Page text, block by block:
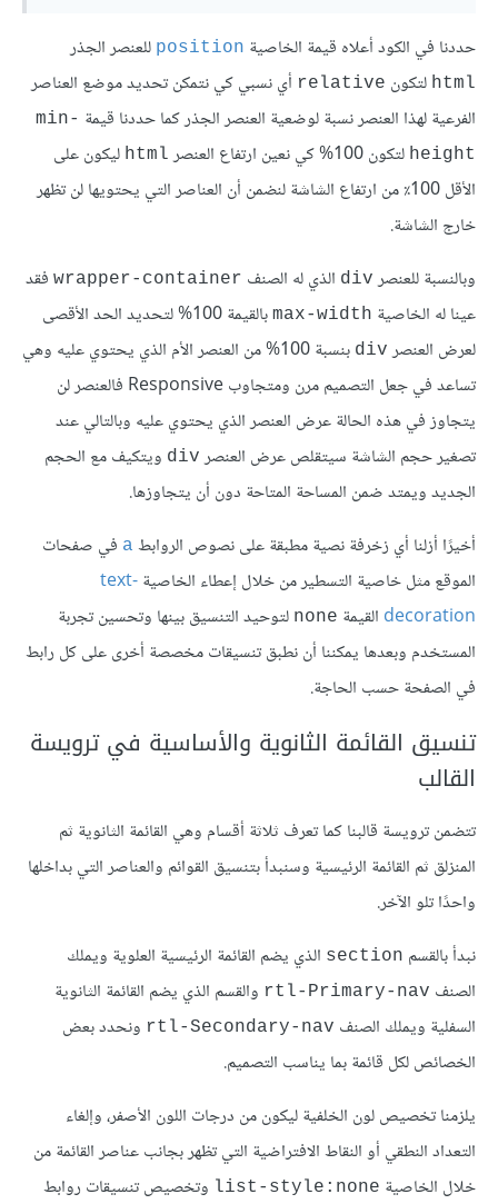
حددنا في الكود أعلاه قيمة الخاصية position للعنصر الجذر
html لتكون relative أي نسبي كي نتمكن تحديد موضع العناصر
الفرعية لهذا العنصر نسبة لوضعية العنصر الجذر كما حددنا قيمة min-
height لتكون 100% كي نعين ارتفاع العنصر html ليكون على
الأقل 100٪ من ارتفاع الشاشة لنضمن أن العناصر التي يحتويها لن تظهر
خارج الشاشة.
وبالنسبة للعنصر div الذي له الصنف wrapper-container فقد
عينا له الخاصية max-width
بالقيمة 100% لتحديد الحد الأقصى
لعرض العنصر div
بنسبة 100% من العنصر الأم الذي يحتوي عليه وهي
تساعد في جعل التصميم مرن ومتجاوب Responsive فالعنصر لن
يتجاوز في هذه الحالة عرض العنصر الذي يحتوي عليه وبالتالي عند
تصغير حجم الشاشة سيتقلص عرض العنصر div ويتكيف مع الحجم
الجديد ويمتد ضمن المساحة المتاحة دون أن يتجاوزها.
أخيرًا أزلنا أي زخرفة نصية مطبقة على نصوص الروابط a في صفحات
الموقع مثل خاصية التسطير من خلال إعطاء الخاصيةtext-
decoration القيمة none لتوحيد التنسيق بينها وتحسين تجربة
المستخدم وبعدها يمكننا أن نطبق تنسيقات مخصصة أخرى على كل رابط
في الصفحة حسب الحاجة.
تنسيق القائمة الثانوية والأساسية في ترويسة
القالب
تتضمن ترويسة قالبنا كما تعرف ثلاثة أقسام وهي القائمة الثانوية ثم
المنزلق ثم القائمة الرئيسية وسنبدأ بتنسيق القوائم والعناصر التي بداخلها
واحدًا تلو الآخر.
نبدأ بالقسم section الذي يضم القائمة الرئيسية العلوية ويملك
الصنف rtl-Primary-nav والقسم الذي يضم القائمة الثانوية
السفلية ويملك الصنف rtl-Secondary-nav ونحدد بعض
الخصائص لكل قائمة بما يناسب التصميم.
يلزمنا تخصيص لون الخلفية ليكون من درجات اللون الأصفر، وإلغاء
التعداد النطقي أو النقاط الافتراضية التي تظهر بجانب عناصر القائمة من
خلال الخاصية list-style:none وتخصيص تنسيقات روابط